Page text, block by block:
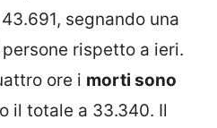
segnando una
persone rispetto a ieri.
ore i morti sono
il totale a 33.340. Il